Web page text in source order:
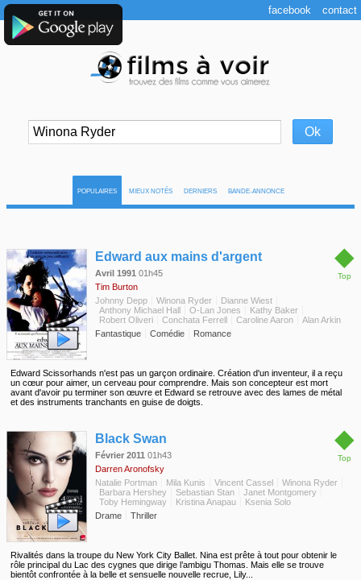
POPULAIRES MIEUX NOTÉS DERNIERS BANDE-ANNONCE
◆
Top
Edward aux mains d'argent
Avril 1991 01h45
Tim Burton
Johnny Depp
Winona Ryder
Dianne Wiest
Anthony Michael Hall
O-Lan Jones
Kathy Baker
Robert Oliveri
Conchata Ferrell Caroline Aaron
Alan Arkin
Fantastique
Comédie Romance
Edward Scissorhands n'est pas un garçon ordinaire. Création d'un inventeur, il a reçu
un cœur pour aimer, un cerveau pour comprendre. Mais son concepteur est mort
avant d'avoir pu terminer son œuvre et Edward se retrouve avec des lames de métal
et des instruments tranchants en guise de doigts.
◆
Top
Black Swan
Février 2011 01h43
Darren Aronofsky
Natalie Portman
Mila Kunis Vincent Cassel
Winona Ryder
Barbara Hershey
Sebastian Stan
Janet Montgomery
Toby Hemingway
Kristina Anapau
Ksenia Solo
Drame
Thriller
Rivalités dans la troupe du New York City Ballet. Nina est prête à tout pour obtenir le
rôle principal du Lac des cygnes que dirige l’ambigu Thomas. Mais elle se trouve
bientôt confrontée à la belle et sensuelle nouvelle recrue, Lily...
facebook contact